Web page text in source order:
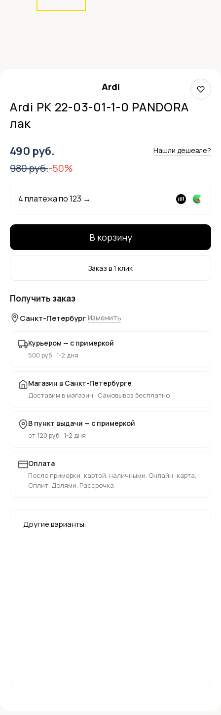
Ardi
Ardi РК 22-03-01-1-0 PANDORA
лак
490 руб. Нашли дешевле?
980 руб.-50%
4 платежа по123 →
В корзину
Заказ в 1 клик
Получить заказ
Санкт-Петербург Изменить
Курьером — с примеркой
500 руб · 1-2 дня
Магазин в Санкт-Петербурге
Доставим в магазин · Самовывоз бесплатно
В пункт выдачи — с примеркой
от 120 руб · 1-2 дня
Оплата
После примерки: картой, наличными. Онлайн: карта,
Сплит, Долями, Рассрочка
Другие варианты: